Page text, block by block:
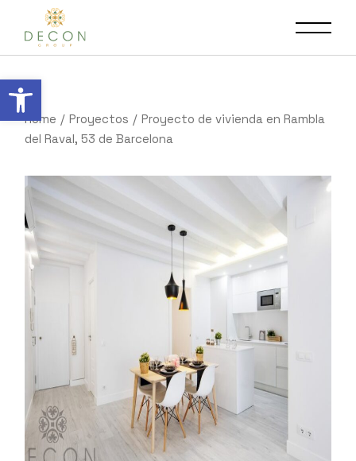
Abrir barra de herramientas
Home Proyectos
Proyecto de vivienda en Rambla
del Raval, 53 de Barcelona